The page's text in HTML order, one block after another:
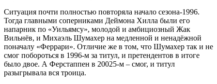
Ситуация почти полностью повторяла начало сезона-1996.
Тогда главными соперниками Деймона Хилла были его
напарник по «Уильямсу», молодой и амбициозный Жак
Вильнёв, и Михаэль Шумахер на медленной и ненадёжной
поначалу «Феррари». Отличие же в том, что Шумахер так и не
смог побороться в 1996-м за титул, и претендентов в итоге
было двое. А Ферстаппен в 20025-м – смог, и титул
разыгрывала вся троица.